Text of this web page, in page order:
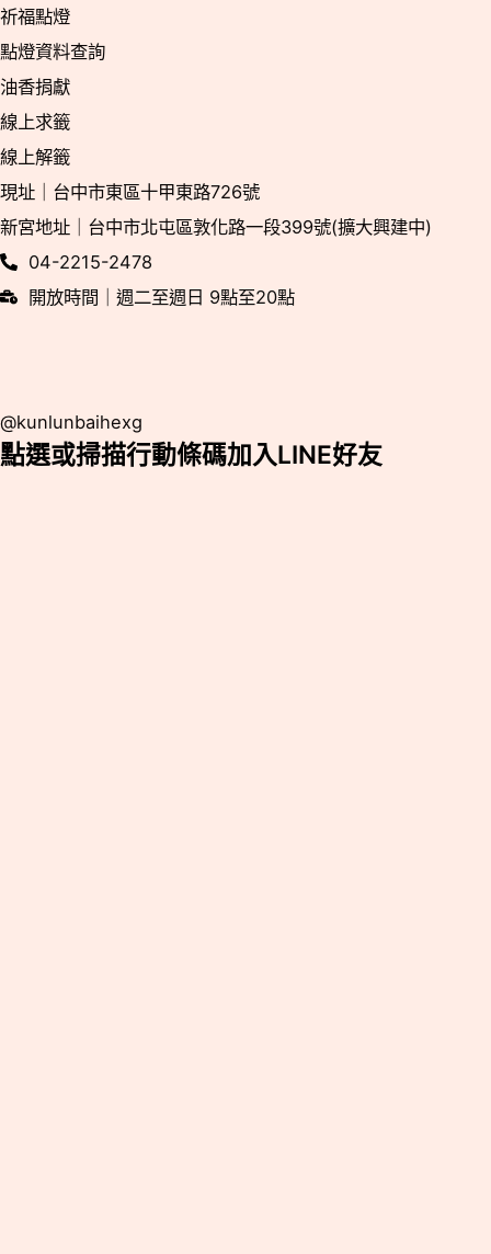
祈福點燈
點燈資料查詢
油香捐獻
線上求籤
線上解籤
現址｜台中市東區十甲東路726號
新宮地址｜台中市北屯區敦化路一段399號(擴大興建中)
04-2215-2478
開放時間｜週二至週日 9點至20點
@kunlunbaihexg
點選或掃描行動條碼加入LINE好友